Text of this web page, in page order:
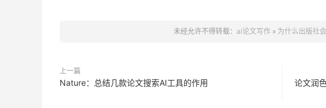
未经允许不得转载： ai论文写作 » 为什么出版社
上一篇
Nature：总结几款论文搜索AI工具的作用
论文润